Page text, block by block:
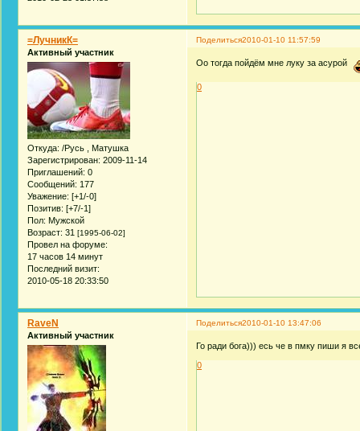
Поделиться2010-01-10 11:57:59
=ЛучникК=
Активный участник
Откуда: /Русь , Матушка
Зарегистрирован: 2009-11-14
Приглашений: 0
Сообщений: 177
Уважение: [+1/-0]
Позитив: [+7/-1]
Пол: Мужской
Возраст: 31 [1995-06-02]
Провел на форуме:
17 часов 14 минут
Последний визит:
2010-05-18 20:33:50
Оо тогда пойдём мне луку за асурой
0
Поделиться2010-01-10 13:47:06
RaveN
Активный участник
Го ради бога))) есь че в пмку пиши я
0